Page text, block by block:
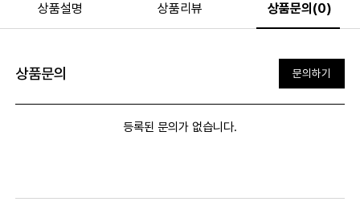
상품설명 상품리뷰 상품문의(0)
상품문의 문의하기
등록된 문의가 없습니다.